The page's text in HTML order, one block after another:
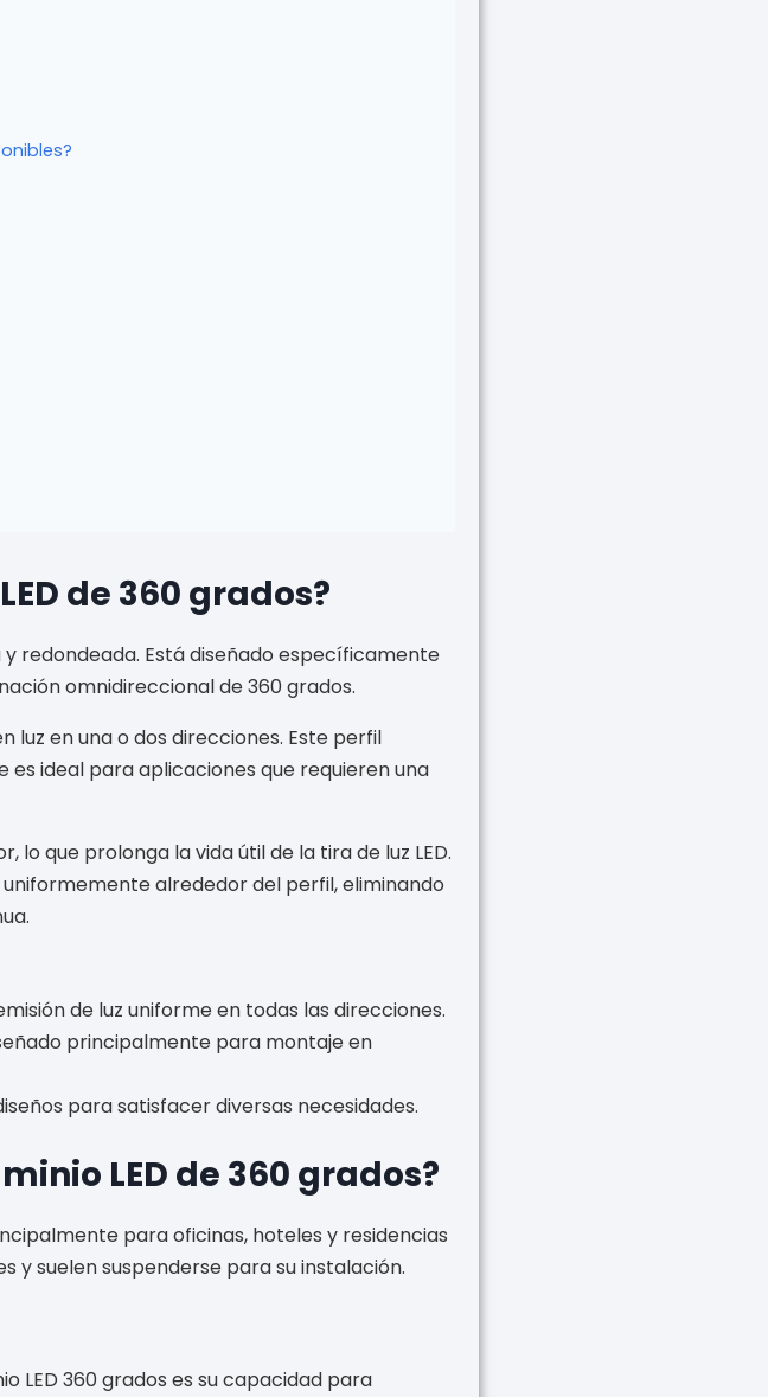
de 360 grados?
redondeada. Está diseñado específicamente
omnidireccional de 360 grados.
luz en una o dos direcciones. Este perfil
ideal para aplicaciones que requieren una
lo que prolonga la vida útil de la tira de luz LED.
alrededor del perfil, eliminando
de luz uniforme en todas las direcciones.
principalmente para montaje en
para satisfacer diversas necesidades.
LED de 360 grados?
para oficinas, hoteles y residencias
y suelen suspenderse para su instalación.
LED 360 grados es su capacidad para